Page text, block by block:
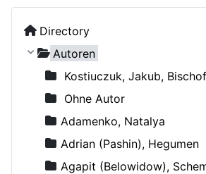
Directory
Autoren
Kostiuczuk, Jakub, Bischof von
Ohne Autor
Adamenko, Natalya
Adrian (Pashin), Hegumen
Agapit (Belowidow),